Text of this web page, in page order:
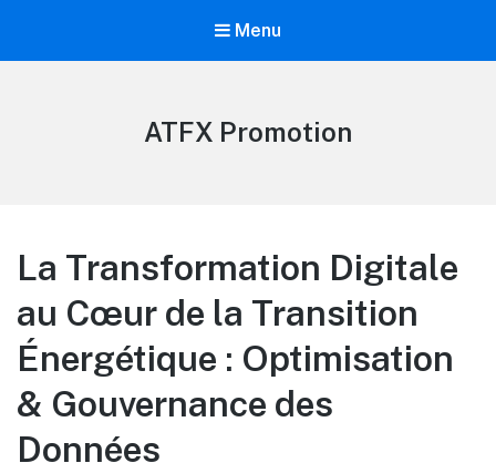
Menu
ATFX Promotion
La Transformation Digitale
au Cœur de la Transition
Énergétique : Optimisation
& Gouvernance des
Données